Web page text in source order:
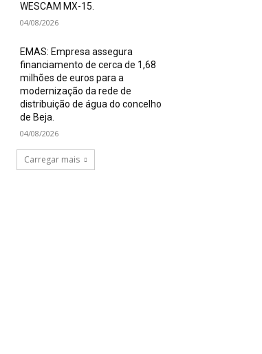
WESCAM MX-15.
04/08/2026
EMAS: Empresa assegura
financiamento de cerca de 1,68
milhões de euros para a
modernização da rede de
distribuição de água do concelho
de Beja.
04/08/2026
Carregar mais